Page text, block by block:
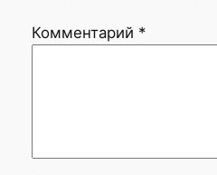
Комментарий *